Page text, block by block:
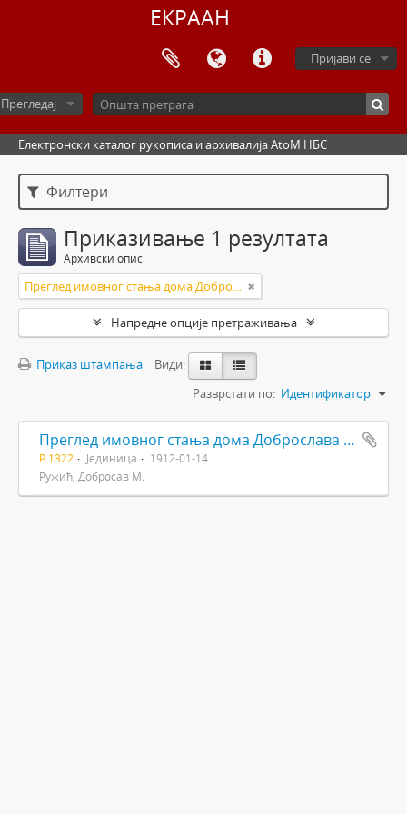
ЕКРААН
Пријави се
Прегледај
Електронски каталог рукописа и архивалија AtoM НБС
Филтери
Приказивање 1 резултата
Архивски опис
Преглед имовног стања дома Доброслава и Олге Ружића
Напредне опције претраживања
Приказ штампања
Види:
Разврстати по: Идентификатор
Преглед имовног стања дома Доброслава и Олге Ружића
Р 1322 Јединица
1912-01-14
Ружић, Добросав М.